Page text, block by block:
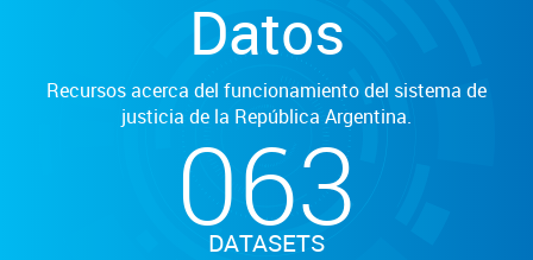
Datos
Recursos acerca del funcionamiento del sistema de
justicia de la República Argentina.
063
DATASETS